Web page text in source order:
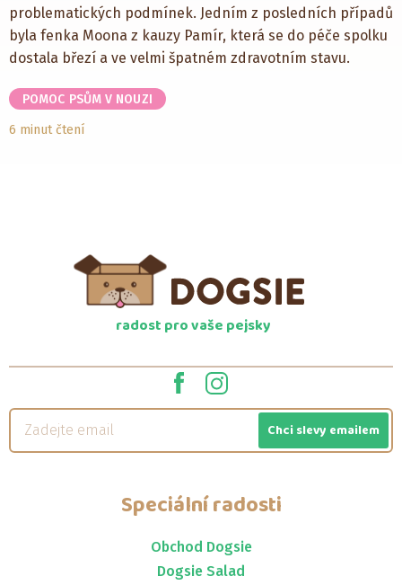
problematických podmínek. Jedním z posledních případů
byla fenka Moona z kauzy Pamír, která se do péče spolku
dostala březí a ve velmi špatném zdravotním stavu.
POMOC PSŮM V NOUZI
6 minut čtení
radost pro vaše pejsky
Chci slevy emailem
Speciální radosti
Obchod Dogsie
Dogsie Salad